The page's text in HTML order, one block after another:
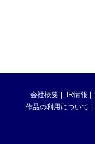
会社概要 IR情報
作品の利用について